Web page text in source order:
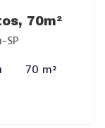
70m²
SP
70 m²